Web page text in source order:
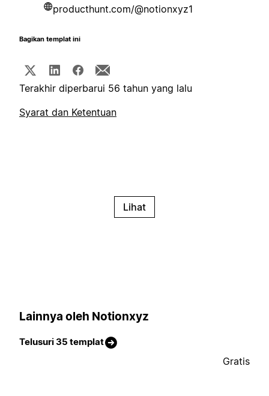
producthunt.com/@notionxyz1
Bagikan templat ini
Terakhir diperbarui 56 tahun yang lalu
Syarat dan Ketentuan
Lihat
Lainnya oleh Notionxyz
Telusuri 35 templat
Gratis